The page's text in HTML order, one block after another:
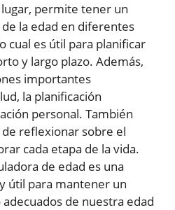
permite tener un
la edad en diferentes
cual es útil para planificar
y largo plazo. Además,
importantes
la planificación
personal. También
reflexionar sobre el
cada etapa de la vida.
de edad es una
útil para mantener un
de nuestra edad